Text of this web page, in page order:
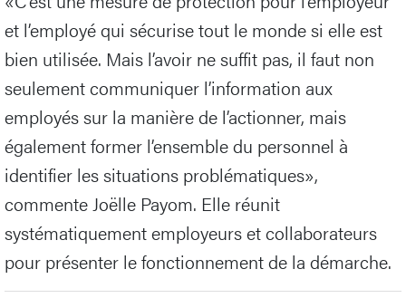
et l’employé qui sécurise tout le monde si elle est
bien utilisée. Mais l’avoir ne suffit pas, il faut non
seulement communiquer l’information aux
employés sur la manière de l’actionner, mais
également former l’ensemble du personnel à
identifier les situations problématiques»,
commente Joëlle Payom. Elle réunit
systématiquement employeurs et collaborateurs
pour présenter le fonctionnement de la démarche.